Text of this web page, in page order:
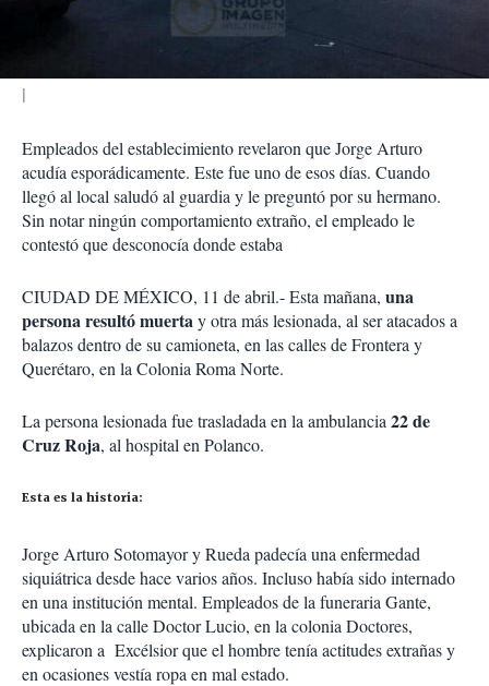
Empleados del establecimiento revelaron que Jorge Arturo
acudía esporádicamente. Este fue uno de esos días. Cuando
llegó al local saludó al guardia y le preguntó por su hermano.
Sin notar ningún comportamiento extraño, el empleado le
contestó que desconocía donde estaba
CIUDAD DE MÉXICO, 11 de abril.- Esta mañana, una
persona resultó muertay otra más lesionada, al ser atacados a
balazos dentro de su camioneta, en las calles de Frontera y
Querétaro, en la Colonia Roma Norte.
La persona lesionada fue trasladada en la ambulancia 22 de
Cruz Roja, al hospital en Polanco.
Esta es la historia:
Jorge Arturo Sotomayor y Rueda padecía una enfermedad
siquiátrica desde hace varios años. Incluso había sido internado
en una institución mental. Empleados de la funeraria Gante,
ubicada en la calle Doctor Lucio, en la colonia Doctores,
explicaron a Excélsior que el hombre tenía actitudes extrañas y
en ocasiones vestía ropa en mal estado.